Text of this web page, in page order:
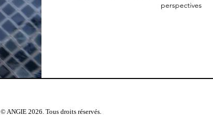
perspectives
© ANGIE 2026. Tous droits réservés.